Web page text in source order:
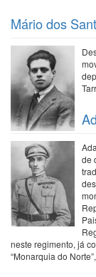
Mário dos
de
neste regimento, já
“Monarquia do